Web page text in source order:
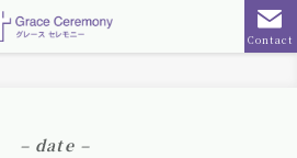
Contact
– date –